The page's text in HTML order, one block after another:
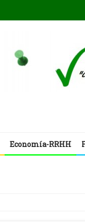
Economía-RRHH